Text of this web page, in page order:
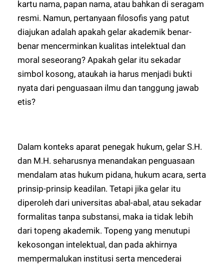
kartu nama, papan nama, atau bahkan di seragam
resmi. Namun, pertanyaan filosofis yang patut
diajukan adalah apakah gelar akademik benar-
benar mencerminkan kualitas intelektual dan
moral seseorang? Apakah gelar itu sekadar
simbol kosong, ataukah ia harus menjadi bukti
nyata dari penguasaan ilmu dan tanggung jawab
etis?
Dalam konteks aparat penegak hukum, gelar S.H.
dan M.H. seharusnya menandakan penguasaan
mendalam atas hukum pidana, hukum acara, serta
prinsip-prinsip keadilan. Tetapi jika gelar itu
diperoleh dari universitas abal-abal, atau sekadar
formalitas tanpa substansi, maka ia tidak lebih
dari topeng akademik. Topeng yang menutupi
kekosongan intelektual, dan pada akhirnya
mempermalukan institusi serta mencederai